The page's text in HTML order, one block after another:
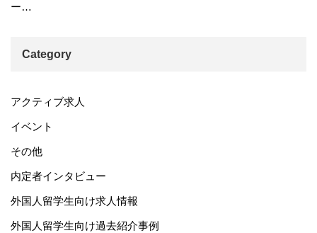
ー…
Category
アクティブ求人
イベント
その他
内定者インタビュー
外国人留学生向け求人情報
外国人留学生向け過去紹介事例